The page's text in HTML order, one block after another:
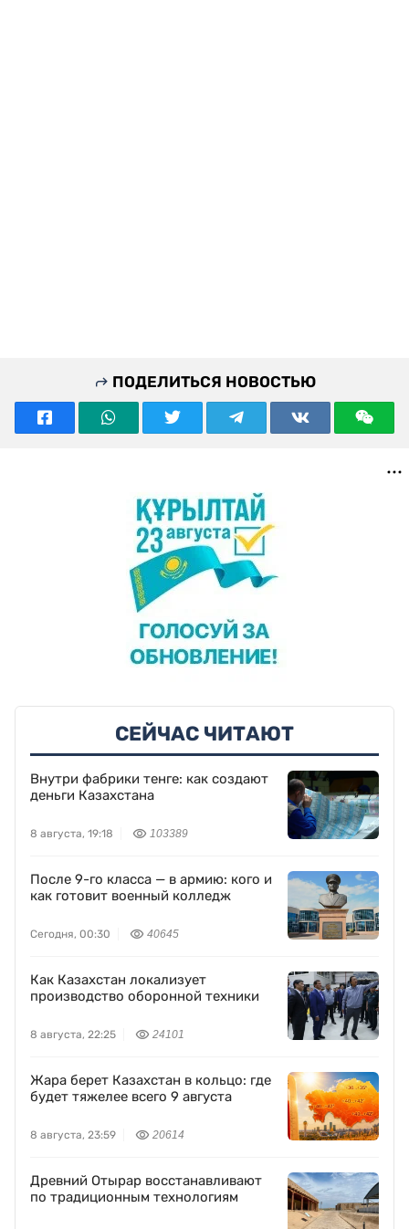
ПОДЕЛИТЬСЯ НОВОСТЬЮ
СЕЙЧАС ЧИТАЮТ
Внутри фабрики тенге: как создают
деньги Казахстана
8 августа, 19:18 103389
После 9-го класса — в армию: кого и
как готовит военный колледж
Сегодня, 00:30 40645
Как Казахстан локализует
производство оборонной техники
8 августа, 22:25 24101
Жара берет Казахстан в кольцо: где
будет тяжелее всего 9 августа
8 августа, 23:59 20614
Древний Отырар восстанавливают
по традиционным технологиям